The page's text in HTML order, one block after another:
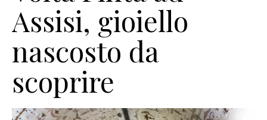
Assisi, gioiello
nascosto da
scoprire